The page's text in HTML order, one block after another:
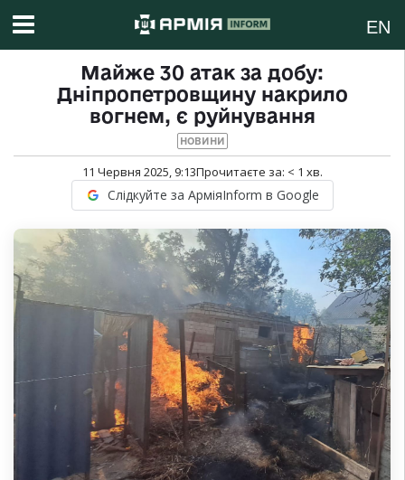
EN
Майже 30 атак за добу:
Дніпропетровщину накрило
вогнем, є руйнування
НОВИНИ
11 Червня 2025, 9:13Прочитаєте за: < 1 хв.
Слідкуйте за АрміяInform в Google